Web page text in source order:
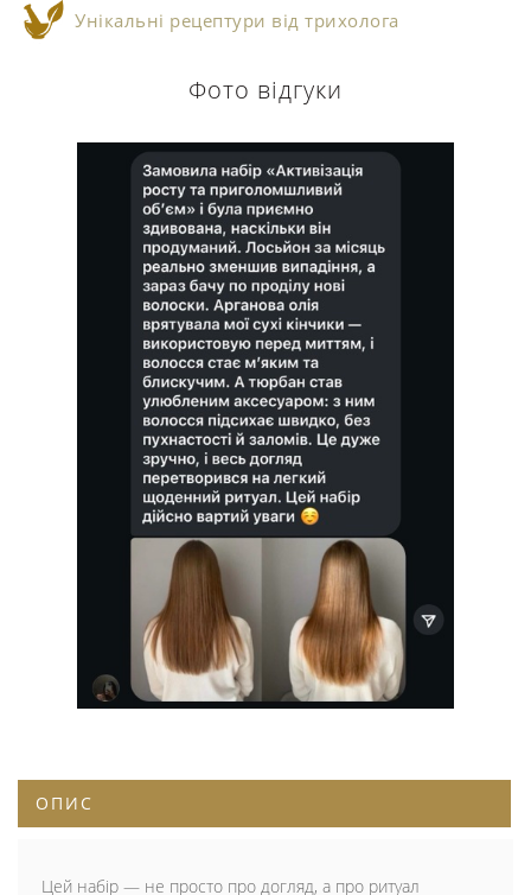
Унікальні рецептури від трихолога
Фото відгуки
ОПИС
Цей набір — не просто про догляд, а про ритуал